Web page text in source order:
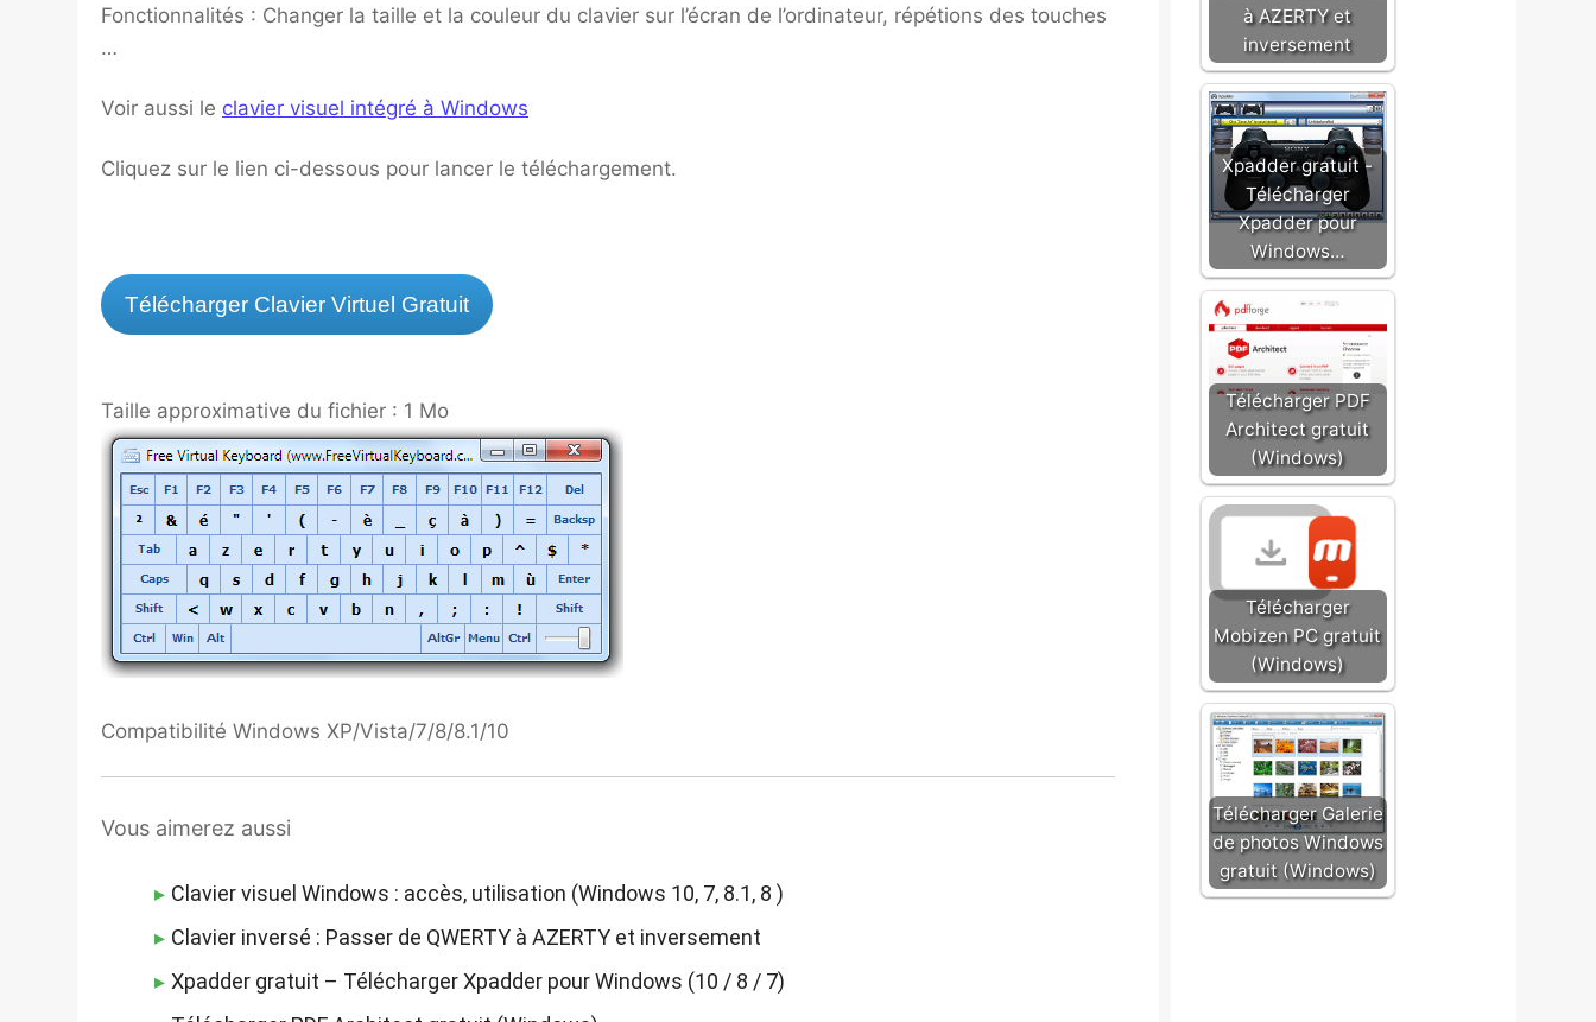
Fonctionnalités : Changer la taille et la couleur du clavier sur l’écran de l’ordinateur, répétions des touches
…
Voir aussi le clavier visuel intégré à Windows
Cliquez sur le lien ci-dessous pour lancer le téléchargement.
Télécharger Clavier Virtuel Gratuit
Taille approximative du fichier : 1 Mo
Compatibilité Windows XP/Vista/7/8/8.1/10
Vous aimerez aussi
Clavier visuel Windows : accès, utilisation (Windows 10, 7, 8.1, 8 )
Clavier inversé : Passer de QWERTY à AZERTY et inversement
Xpadder gratuit – Télécharger Xpadder pour Windows (10 / 8 / 7)
à AZERTY et
inversement
Xpadder gratuit -
Télécharger
Xpadder pour
Windows…
Télécharger PDF
Architect gratuit
(Windows)
Télécharger
Mobizen PC gratuit
(Windows)
Télécharger Galerie
de photos Windows
gratuit (Windows)